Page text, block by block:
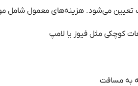
تعیین می‌شود. هزینه‌های معمول شامل
کوچکی مثل فیوز یا لامپ
به مسافت